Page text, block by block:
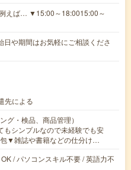
えば… ▼15:00～18:0015:00～
や期間はお気軽にご相談くださ
先による
グ・検品、商品管理）
もシンプルなので未経験でも安
▼雑誌や書籍などの仕分け…
/ パソコンスキル不要 / 英語力不